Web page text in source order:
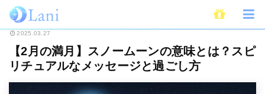
ホーム スピリチュアル 【2月の満月】スノームーンの意味とは？スピリ
2025.03.27
【2月の満月】スノームーンの意味とは？スピ
リチュアルなメッセージと過ごし方